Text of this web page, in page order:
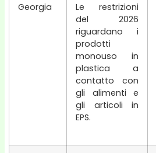
Georgia
Le restrizioni
del 2026
riguardano i
prodotti
monouso in
plastica a
contatto con
gli alimenti e
gli articoli in
EPS.